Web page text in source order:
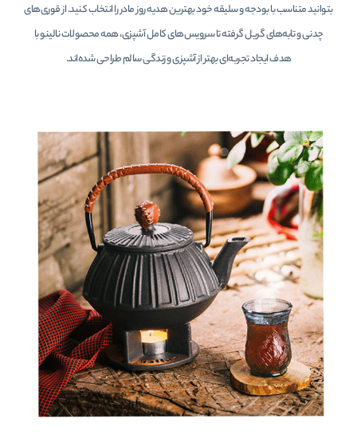
بتوانید متناسب با بودجه و سلیقه خود بهترین هدیه روز مادر را انتخاب کنید. از قوری‌های
چدنی و تابه‌های گریل گرفته تا سرویس‌های کامل آشپزی، همه محصولات نالینو با
هدف ایجاد تجربه‌ای بهتر از آشپزی و زندگی سالم طراحی شده‌اند.